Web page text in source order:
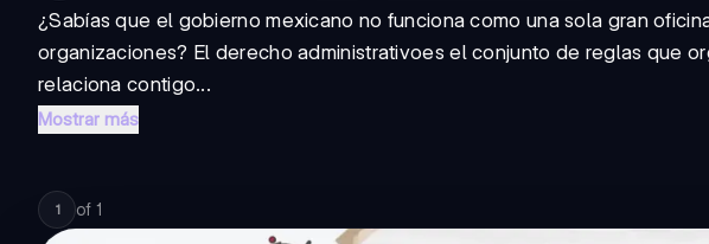
¿Sabías que el gobierno mexicano no funciona como una sola gran
organizaciones? El derecho administrativoes el conjunto de reglas que
relaciona contigo...
Mostrar más
1 of 1